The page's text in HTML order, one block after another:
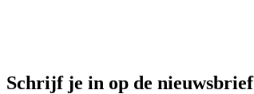
Schrijf je in op de nieuwsbrief